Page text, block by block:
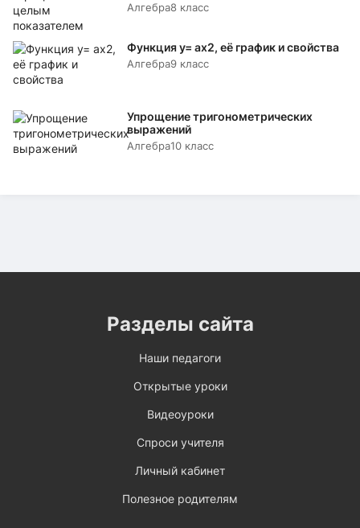
Алгебра8 класс
Функция y= аx2, её график и свойства
Алгебра9 класс
Упрощение тригонометрических
выражений
Алгебра10 класс
Разделы сайта
Наши педагоги
Открытые уроки
Видеоуроки
Спроси учителя
Личный кабинет
Полезное родителям